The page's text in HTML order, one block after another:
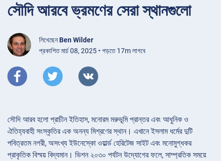
সৌদি আরবে ভ্রমণের সেরা স্থানগুলো
লিখেছেনBen Wilder
প্রকাশিত মার্চ 08, 2025 • পড়তে 17m লাগবে
সৌদি আরব হলো প্রাচীন ইতিহাস, মনোরম মরুভূমি প্রান্তর এবং আধুনিক ও
ঐতিহ্যবাহী সংস্কৃতির এক অনন্য মিশ্রণের স্থান। এখানে ইসলাম ধর্মের দুটি
পবিত্রতম নগরী, অসংখ্য ইউনেস্কো ওয়ার্ল্ড হেরিটেজ সাইট এবং মনোমুগ্ধকর
প্রাকৃতিক বিস্ময় বিদ্যমান। ভিশন ২০৩০ পর্যটন উদ্যোগের ফলে, সাম্প্রতিক সময়ে